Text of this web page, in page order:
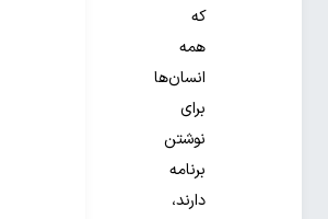
که
همه
انسان‌ها
برای
نوشتن
برنامه
دارند،